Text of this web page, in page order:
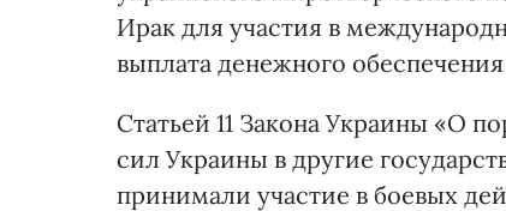
Ирак для участия в
выплата денежного
Статьей 11 Закона Украины «О
сил Украины в другие
принимали участие в боевых